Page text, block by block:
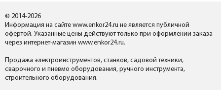
© 2014-2026
Информация на сайте www.enkor24.ru не является публичной
офертой. Указанные цены действуют только при оформлении заказа
через интернет-магазин www.enkor24.ru.
Продажа электроинструментов, станков, садовой техники,
сварочного и пневмо оборудования, ручного инструмента,
строительного оборудования.